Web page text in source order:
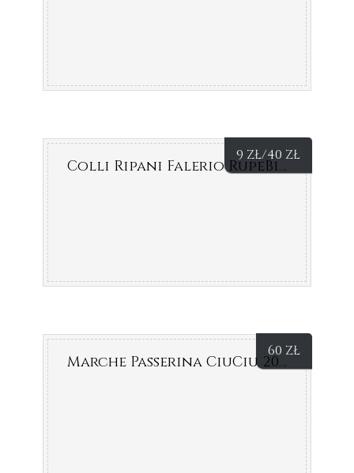
9 ZŁ/40 ZŁ
Colli Ripani Falerio RupeBianco
60 ZŁ
Marche Passerina CiuCiu 2013